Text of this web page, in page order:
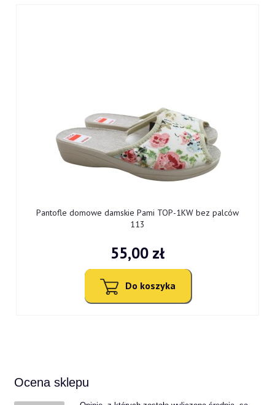
Pantofle domowe damskie Pami TOP-1KW bez palców
113
55,00 zł
Do koszyka
Ocena sklepu